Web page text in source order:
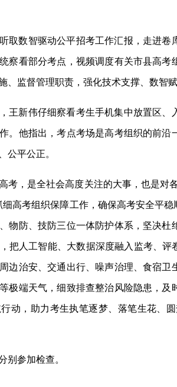
数智驱动公平招考工作汇报，走进卷
察看部分考点，视频调度有关市县高
、监督管理职责，强化技术支撑、数智
新伟仔细察看考生手机集中放置区、
。他指出，考点考场是高考组织的前
公平公正。
，是全社会高度关注的大事，也是对
高考组织保障工作，确保高考安全平
物防、技防三位一体防护体系，坚决
把人工智能、大数据深度融入监考、
边治安、交通出行、噪声治理、食宿
极端天气，细致排查整治风险隐患，
动，助力考生执笔逐梦、落笔生花、
参加检查。